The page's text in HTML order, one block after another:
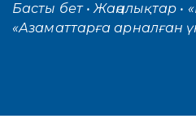
Басты бет • Жаңалықтар •
«Азаматтарға арналған